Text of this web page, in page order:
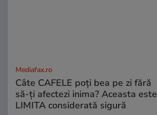
Mediafax.ro
Câte CAFELE poți bea pe zi fără
să-ți afectezi inima? Aceasta este
LIMITA considerată sigură